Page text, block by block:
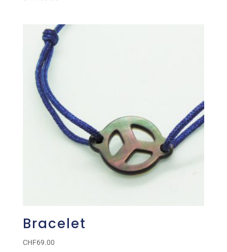
Bracelet
CHF69.00